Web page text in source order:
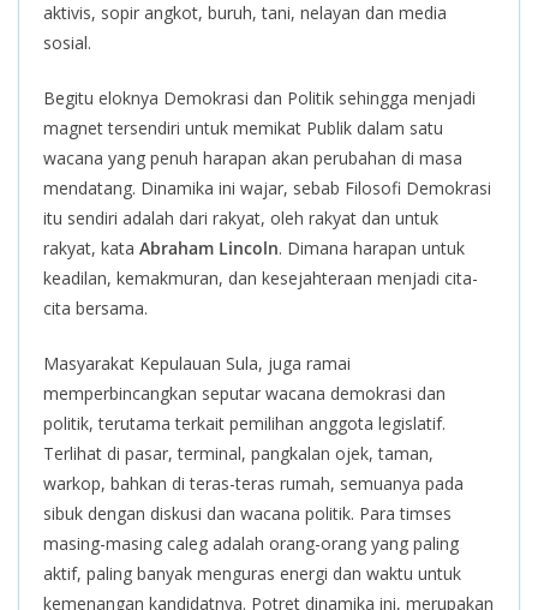
aktivis, sopir angkot, buruh, tani, nelayan dan media
sosial.
Begitu eloknya Demokrasi dan Politik sehingga menjadi
magnet tersendiri untuk memikat Publik dalam satu
wacana yang penuh harapan akan perubahan di masa
mendatang. Dinamika ini wajar, sebab Filosofi Demokrasi
itu sendiri adalah dari rakyat, oleh rakyat dan untuk
rakyat, kata Abraham Lincoln. Dimana harapan untuk
keadilan, kemakmuran, dan kesejahteraan menjadi cita-
cita bersama.
Masyarakat Kepulauan Sula, juga ramai
memperbincangkan seputar wacana demokrasi dan
politik, terutama terkait pemilihan anggota legislatif.
Terlihat di pasar, terminal, pangkalan ojek, taman,
warkop, bahkan di teras-teras rumah, semuanya pada
sibuk dengan diskusi dan wacana politik. Para timses
masing-masing caleg adalah orang-orang yang paling
aktif, paling banyak menguras energi dan waktu untuk
kemenangan kandidatnya. Potret dinamika ini, merupakan